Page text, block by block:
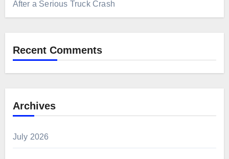
After a Serious Truck Crash
Recent Comments
Archives
July 2026